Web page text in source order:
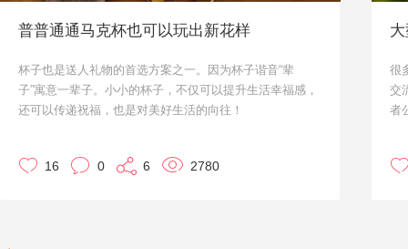
普普通通马克杯也可以玩出新花样
杯子也是送人礼物的首选方案之一。因为杯子谐音“辈
子”寓意一辈子。小小的杯子，不仅可以提升生活幸福感，
还可以传递祝福，也是对美好生活的向往！
16 0 6 2780
很
交
者